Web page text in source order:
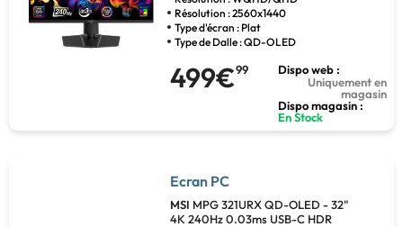
Résolution : 2560x1440
Type d'écran : Plat
Type de Dalle : QD-OLED
499€99
Dispo web :
Uniquement en
magasin
Dispo magasin :
En Stock
Ecran PC
MSI MPG 321URX QD-OLED - 32"
4K 240Hz 0.03ms USB-C HDR